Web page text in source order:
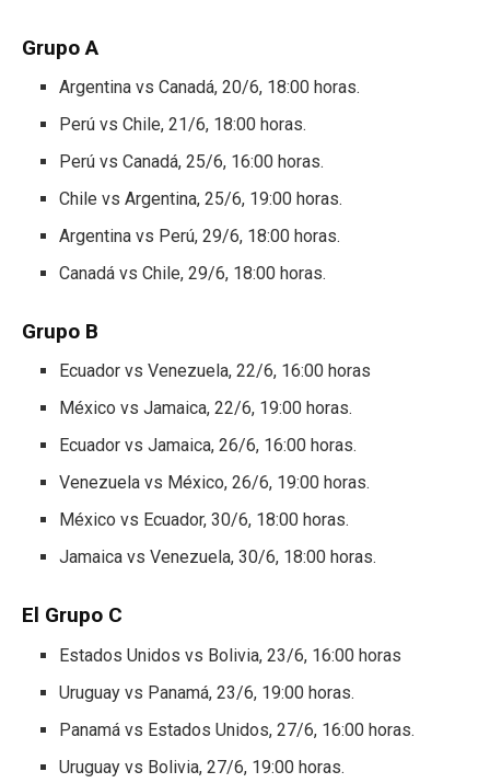
Grupo A
Argentina vs Canadá, 20/6, 18:00 horas.
Perú vs Chile, 21/6, 18:00 horas.
Perú vs Canadá, 25/6, 16:00 horas.
Chile vs Argentina, 25/6, 19:00 horas.
Argentina vs Perú, 29/6, 18:00 horas.
Canadá vs Chile, 29/6, 18:00 horas.
Grupo B
Ecuador vs Venezuela, 22/6, 16:00 horas
México vs Jamaica, 22/6, 19:00 horas.
Ecuador vs Jamaica, 26/6, 16:00 horas.
Venezuela vs México, 26/6, 19:00 horas.
México vs Ecuador, 30/6, 18:00 horas.
Jamaica vs Venezuela, 30/6, 18:00 horas.
El Grupo C
Estados Unidos vs Bolivia, 23/6, 16:00 horas
Uruguay vs Panamá, 23/6, 19:00 horas.
Panamá vs Estados Unidos, 27/6, 16:00 horas.
Uruguay vs Bolivia, 27/6, 19:00 horas.